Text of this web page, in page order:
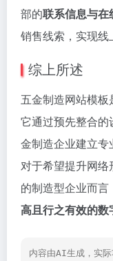
部的联系信息与在
销售线索，实现线
综上所述
五金制造网站模板
它通过预先整合
金制造企业建立专
对于希望提升网
的制造型企业而
高且行之有效的数
内容由AI生成，实